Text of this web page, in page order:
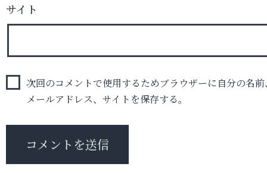
サイト
次回のコメントで使用するためブラウザーに自分の名前
メールアドレス、サイトを保存する。